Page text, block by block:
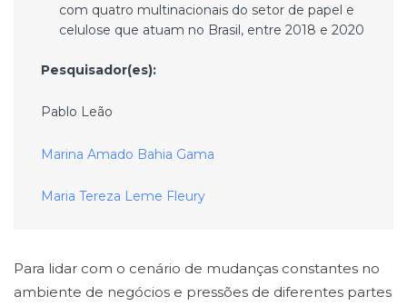
com quatro multinacionais do setor de papel e
celulose que atuam no Brasil, entre 2018 e 2020
Pesquisador(es):
Pablo Leão
Marina Amado Bahia Gama
Maria Tereza Leme Fleury
Para lidar com o cenário de mudanças constantes no
ambiente de negócios e pressões de diferentes partes